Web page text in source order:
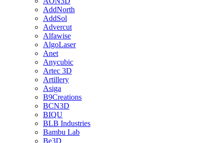
AddNorth
AddSol
Advercut
Alfawise
AlgoLaser
Anet
Anycubic
Artec 3D
Artillery
Asiga
B9Creations
BCN3D
BIQU
BLB Industries
Bambu Lab
Be3D